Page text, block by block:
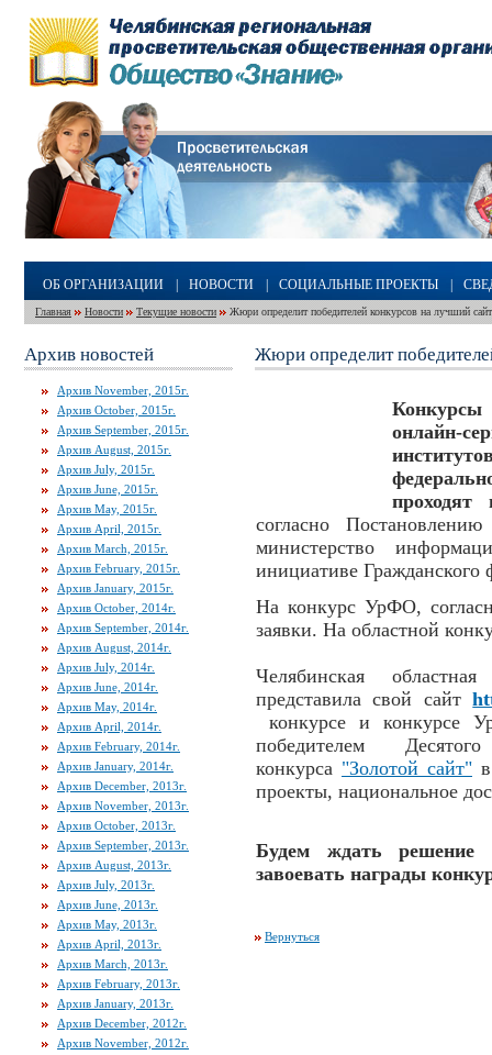
ОБ ОРГАНИЗАЦИИ НОВОСТИ СОЦИАЛЬНЫЕ ПРОЕКТЫ
Главная Новости Текущие новости Жюри определит победителей конкурсов на лучший сайт
Архив новостей
Архив November, 2015г.
Архив October, 2015г.
Архив September, 2015г.
Архив August, 2015г.
Архив July, 2015г.
Архив June, 2015г.
Архив May, 2015г.
Архив April, 2015г.
Архив March, 2015г.
Архив February, 2015г.
Архив January, 2015г.
Архив October, 2014г.
Архив September, 2014г.
Архив August, 2014г.
Архив July, 2014г.
Архив June, 2014г.
Архив May, 2014г.
Архив April, 2014г.
Архив February, 2014г.
Архив January, 2014г.
Архив December, 2013г.
Архив November, 2013г.
Архив October, 2013г.
Архив September, 2013г.
Архив August, 2013г.
Архив July, 2013г.
Архив June, 2013г.
Архив May, 2013г.
Архив April, 2013г.
Архив March, 2013г.
Архив February, 2013г.
Архив January, 2013г.
Архив December, 2012г.
Архив November, 2012г.
Жюри определит
Конкурсы
онлайн-
проходят
согласно
министерство
инициативе
На конкурс УрФО,
заявки. На областной
Челябинская
представила свой сайт
конкурсе и конкурсе
победителем
конкурса "Золотой сайт"
проекты, национальное
Будем ждать
завоевать награды
Вернуться